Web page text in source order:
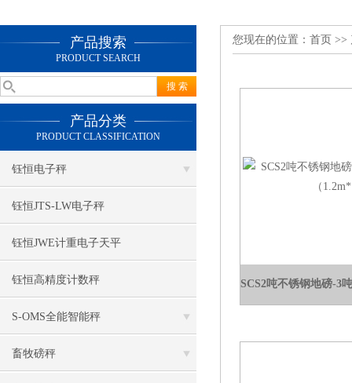
产品搜索
PRODUCT SEARCH
产品分类
PRODUCT CLASSIFICATION
钰恒电子秤
钰恒JTS-LW电子秤
钰恒JWE计重电子天平
钰恒高精度计数秤
S-OMS全能智能秤
畜牧磅秤
您现在的位置： 首页 >>